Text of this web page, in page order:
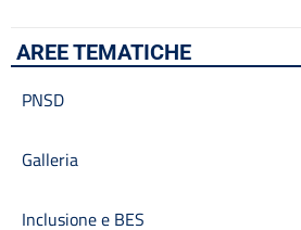
AREE TEMATICHE
PNSD
Galleria
Inclusione e BES